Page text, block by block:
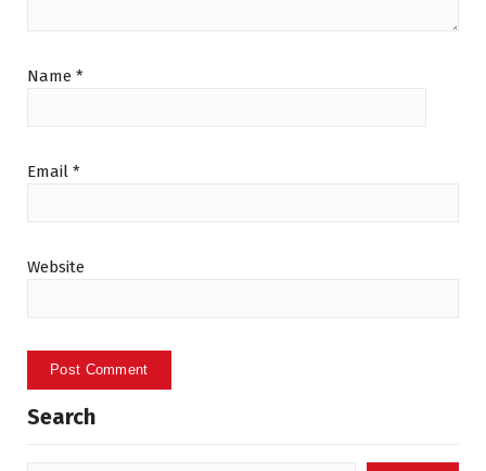
Name *
Email *
Website
Search